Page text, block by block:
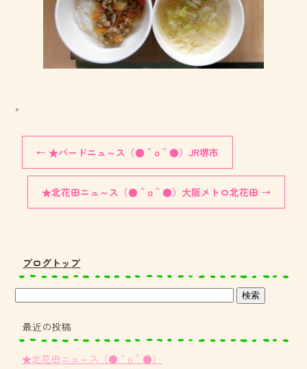
。
← ★バードニュ～ス（●＾o＾●）JR堺市
★北花田ニュ～ス（●＾o＾●）大阪メトロ北花田 →
ブログトップ
最近の投稿
★北花田ニュ～ス（●＾o＾●）